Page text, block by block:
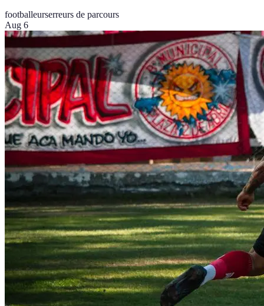
footballeurserreurs de parcours
Aug 6